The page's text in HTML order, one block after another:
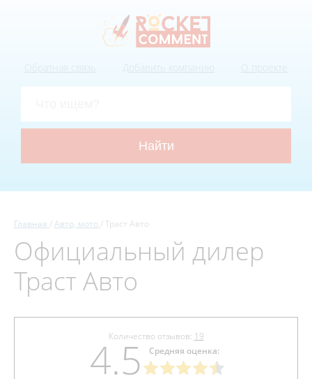
Добавить компанию
Главная Авто, мото Траст Авто
Официальный дилер
Траст Авто
Количество отзывов: 19
Средняя оценка:
4.5